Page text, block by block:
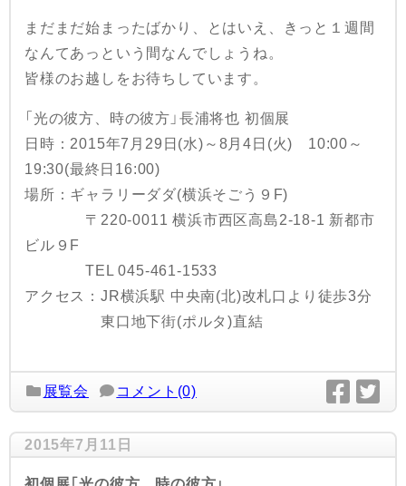
まだまだ始まったばかり、とはいえ、きっと１週間
なんてあっという間なんでしょうね。
皆様のお越しをお待ちしています。
「光の彼方、時の彼方」長浦将也 初個展
日時：2015年7月29日(水)～8月4日(火) 10:00～
19:30(最終日16:00)
場所：ギャラリーダダ(横浜そごう９F)
〒220-0011 横浜市西区高島2-18-1 新都市
ビル９F
TEL 045-461-1533
アクセス：JR横浜駅 中央南(北)改札口より徒歩3分
東口地下街(ポルタ)直結
展覧会 コメント(0)
2015年7月11日